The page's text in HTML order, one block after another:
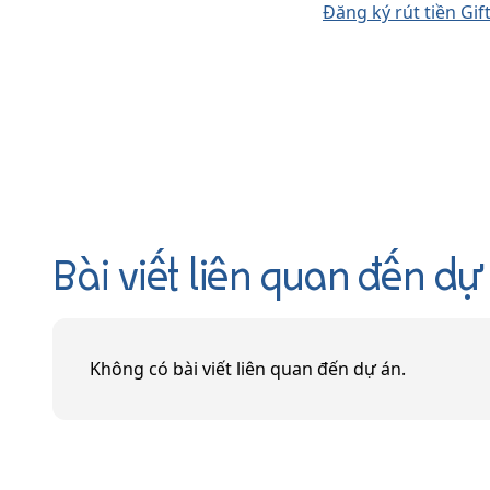
Đăng ký rút tiền
Bài viết liên quan đến
Không có bài viết liên quan đến dự án.